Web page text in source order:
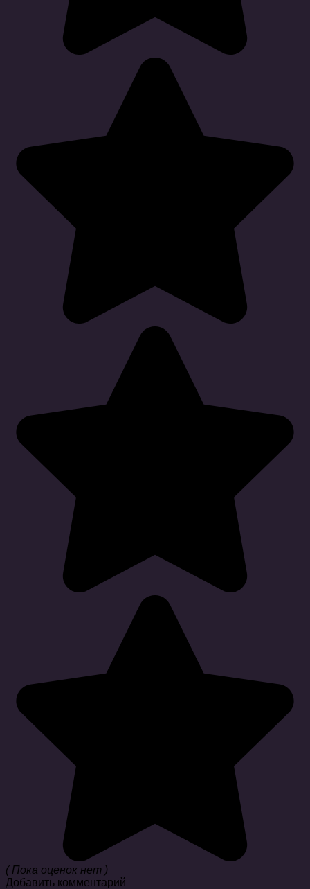
( Пока оценок нет )
Добавить комментарий